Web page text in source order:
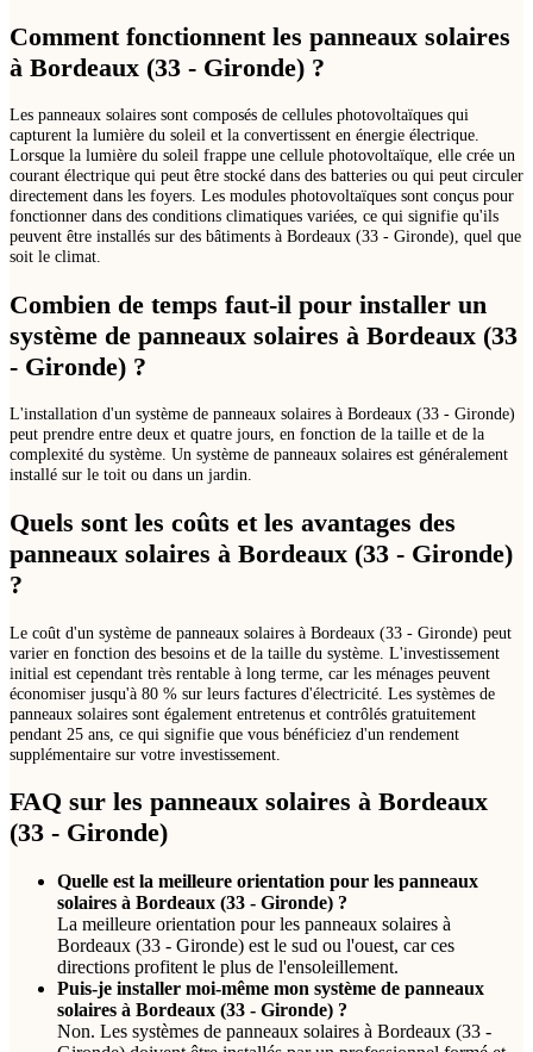
Comment fonctionnent les panneaux solaires
à Bordeaux (33 - Gironde) ?
Les panneaux solaires sont composés de cellules photovoltaïques qui
capturent la lumière du soleil et la convertissent en énergie électrique.
Lorsque la lumière du soleil frappe une cellule photovoltaïque, elle crée un
courant électrique qui peut être stocké dans des batteries ou qui peut circuler
directement dans les foyers. Les modules photovoltaïques sont conçus pour
fonctionner dans des conditions climatiques variées, ce qui signifie qu'ils
peuvent être installés sur des bâtiments à Bordeaux (33 - Gironde), quel que
soit le climat.
Combien de temps faut-il pour installer un
système de panneaux solaires à Bordeaux (33
- Gironde) ?
L'installation d'un système de panneaux solaires à Bordeaux (33 - Gironde)
peut prendre entre deux et quatre jours, en fonction de la taille et de la
complexité du système. Un système de panneaux solaires est généralement
installé sur le toit ou dans un jardin.
Quels sont les coûts et les avantages des
panneaux solaires à Bordeaux (33 - Gironde)
?
Le coût d'un système de panneaux solaires à Bordeaux (33 - Gironde) peut
varier en fonction des besoins et de la taille du système. L'investissement
initial est cependant très rentable à long terme, car les ménages peuvent
économiser jusqu'à 80 % sur leurs factures d'électricité. Les systèmes de
panneaux solaires sont également entretenus et contrôlés gratuitement
pendant 25 ans, ce qui signifie que vous bénéficiez d'un rendement
supplémentaire sur votre investissement.
FAQ sur les panneaux solaires à Bordeaux
(33 - Gironde)
Quelle est la meilleure orientation pour les panneaux
solaires à Bordeaux (33 - Gironde) ?
La meilleure orientation pour les panneaux solaires à
Bordeaux (33 - Gironde) est le sud ou l'ouest, car ces
directions profitent le plus de l'ensoleillement.
Puis-je installer moi-même mon système de panneaux
solaires à Bordeaux (33 - Gironde) ?
Non. Les systèmes de panneaux solaires à Bordeaux (33 -